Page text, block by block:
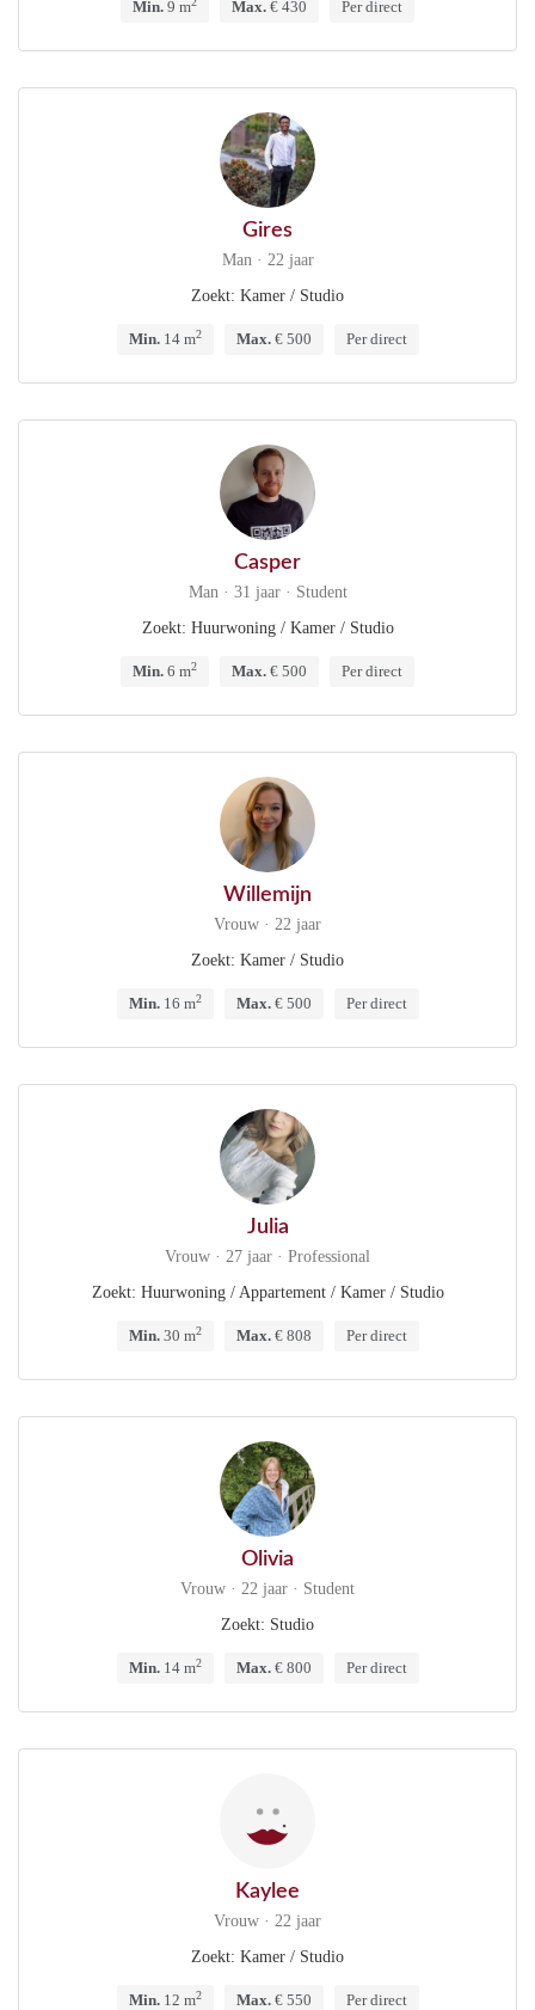
Min. 9 m Max. € 430 Per direct
Gires
Man · 22 jaar
Zoekt: Kamer / Studio
Min.14 m2 Max.€ 500 Per direct
Casper
Man · 31 jaar · Student
Zoekt: Huurwoning / Kamer / Studio
Min. 6 m2 Max. € 500 Per direct
Willemijn
Vrouw · 22 jaar
Zoekt: Kamer / Studio
Min.16 m2 Max.€ 500 Per direct
Julia
Vrouw · 27 jaar · Professional
Zoekt: Huurwoning / Appartement / Kamer / Studio
Min.30 m2 Max.€ 808 Per direct
Olivia
Vrouw · 22 jaar · Student
Zoekt: Studio
Min.14 m2 Max.€ 800 Per direct
Kaylee
Vrouw · 22 jaar
Zoekt: Kamer / Studio
Min.12 m2 Max.€ 550 Per direct